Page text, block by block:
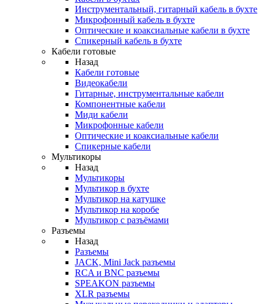
Инструментальный, гитарный кабель в бухте
Микрофонный кабель в бухте
Оптические и коаксиальные кабели в бухте
Спикерный кабель в бухте
Кабели готовые
Назад
Кабели готовые
Видеокабели
Гитарные, инструментальные кабели
Компонентные кабели
Миди кабели
Микрофонные кабели
Оптические и коаксиальные кабели
Спикерные кабели
Мультикоры
Назад
Мультикоры
Мультикор в бухте
Мультикор на катушке
Мультикор на коробе
Мультикор с разъёмами
Разъемы
Назад
Разъемы
JACK, Mini Jack разъемы
RCA и BNC разъемы
SPEAKON разъемы
XLR разъемы